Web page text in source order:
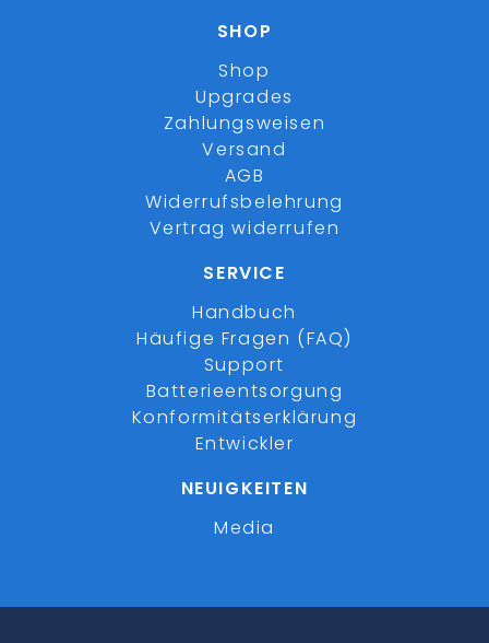
SHOP
Shop
Upgrades
Zahlungsweisen
Versand
AGB
Widerrufsbelehrung
Vertrag widerrufen
SERVICE
Handbuch
Häufige Fragen (FAQ)
Support
Batterieentsorgung
Konformitätserklärung
Entwickler
NEUIGKEITEN
Media